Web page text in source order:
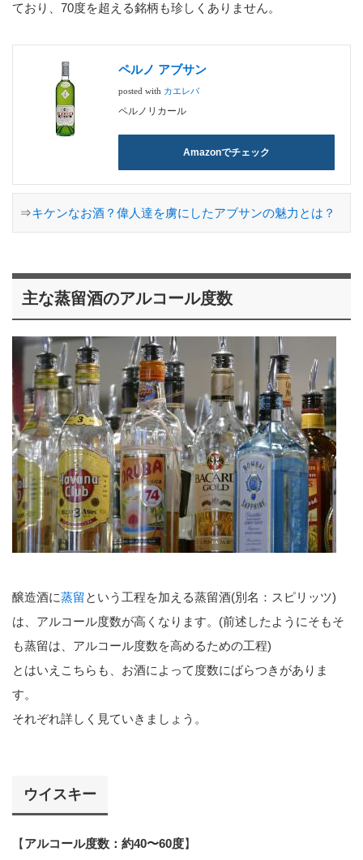
ており、70度を超える銘柄も珍しくありません。
ペルノ アブサン
posted with カエレバ
ペルノリカール
Amazonでチェック
⇒キケンなお酒？偉人達を虜にしたアブサンの魅力とは？
主な蒸留酒のアルコール度数
醸造酒に蒸留 という工程を加える蒸留酒(別名：スピリッツ)
は、アルコール度数が高くなります。(前述したようにそもそ
も蒸留は、アルコール度数を高めるための工程)
とはいえこちらも、お酒によって度数にばらつきがありま
す。
それぞれ詳しく見ていきましょう。
ウイスキー
【アルコール度数：約40〜60度】